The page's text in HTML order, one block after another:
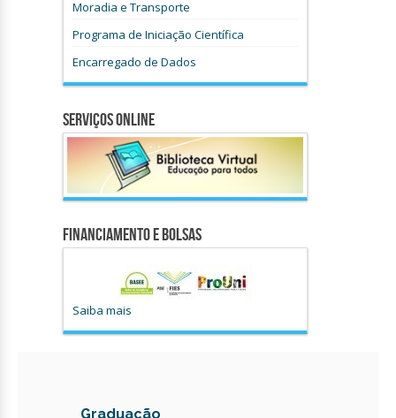
Moradia e Transporte
Programa de Iniciação Científica
Encarregado de Dados
Serviços Online
Financiamento e Bolsas
Saiba mais
Graduação